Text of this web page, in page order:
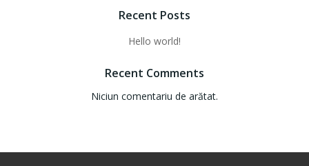
Recent Posts
Hello world!
Recent Comments
Niciun comentariu de arătat.